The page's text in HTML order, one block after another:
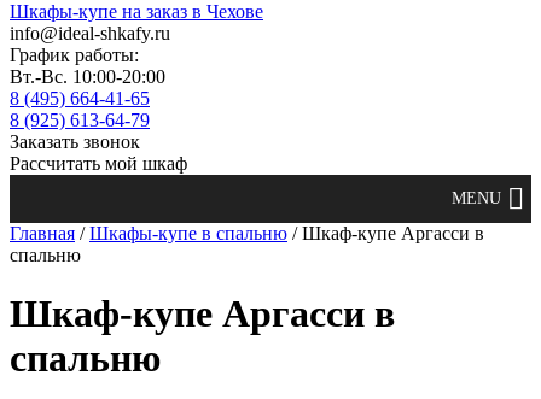
Шкафы-купе на заказ в Чехове
info@ideal-shkafy.ru
График работы:
Вт.-Вс. 10:00-20:00
8 (495) 664-41-65
8 (925) 613-64-79
Заказать звонок
Рассчитать мой шкаф
Главная /Шкафы-купе в спальню / Шкаф-купе Аргасси в
спальню
Шкаф-купе Аргасси в
спальню